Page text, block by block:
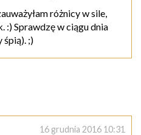
różnicy w sile,
:) Sprawdzę w ciągu dnia
śpią). ;)
16 grudnia 2016 10:31